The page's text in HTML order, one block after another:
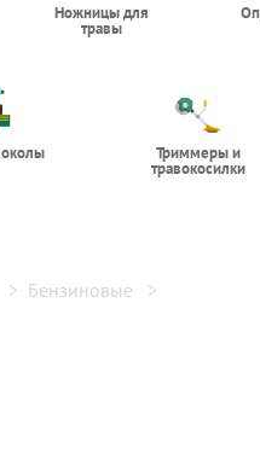
Ножницы для
травы
Триммеры и
травокосилки
Бензиновые